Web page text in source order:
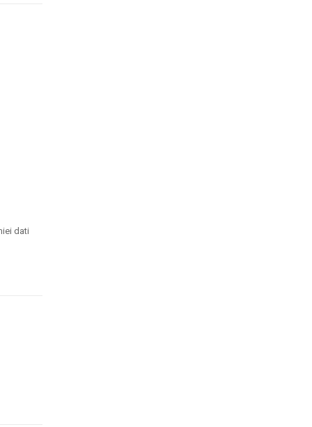
dati